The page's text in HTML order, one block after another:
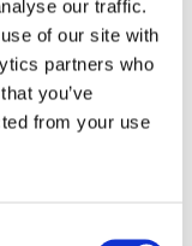
our traffic.
of our site with
partners who
you’ve
from your use